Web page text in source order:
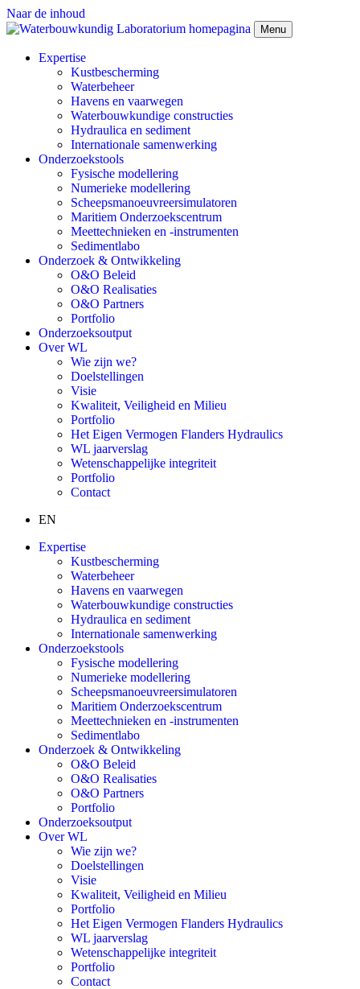
Naar de inhoud
Menu
Expertise
Kustbescherming
Waterbeheer
Havens en vaarwegen
Waterbouwkundige constructies
Hydraulica en sediment
Internationale samenwerking
Onderzoekstools
Fysische modellering
Numerieke modellering
Scheepsmanoeuvreersimulatoren
Maritiem Onderzoekscentrum
Meettechnieken en -instrumenten
Sedimentlabo
Onderzoek & Ontwikkeling
O&O Beleid
O&O Realisaties
O&O Partners
Portfolio
Onderzoeksoutput
Over WL
Wie zijn we?
Doelstellingen
Visie
Kwaliteit, Veiligheid en Milieu
Portfolio
Het Eigen Vermogen Flanders Hydraulics
WL jaarverslag
Wetenschappelijke integriteit
Portfolio
Contact
EN
Expertise
Kustbescherming
Waterbeheer
Havens en vaarwegen
Waterbouwkundige constructies
Hydraulica en sediment
Internationale samenwerking
Onderzoekstools
Fysische modellering
Numerieke modellering
Scheepsmanoeuvreersimulatoren
Maritiem Onderzoekscentrum
Meettechnieken en -instrumenten
Sedimentlabo
Onderzoek & Ontwikkeling
O&O Beleid
O&O Realisaties
O&O Partners
Portfolio
Onderzoeksoutput
Over WL
Wie zijn we?
Doelstellingen
Visie
Kwaliteit, Veiligheid en Milieu
Portfolio
Het Eigen Vermogen Flanders Hydraulics
WL jaarverslag
Wetenschappelijke integriteit
Portfolio
Contact